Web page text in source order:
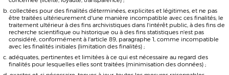
Le traitement n'est licite que si, et dans la mesure où, au moins une des
conditions suivantes est remplie :
la personne concernée a consenti au traitement de ses données à caractère
personnel pour une ou plusieurs finalités spécifiques ;
le traitement est nécessaire à l'exécution d'un contrat auquel la personne
concernée est partie ou à l'exécution de mesures précontractuelles prises à la
demande de celle-ci ;
responsable du traitement est soumis ;
le traitement est nécessaire à la sauvegarde des intérêts vitaux de la